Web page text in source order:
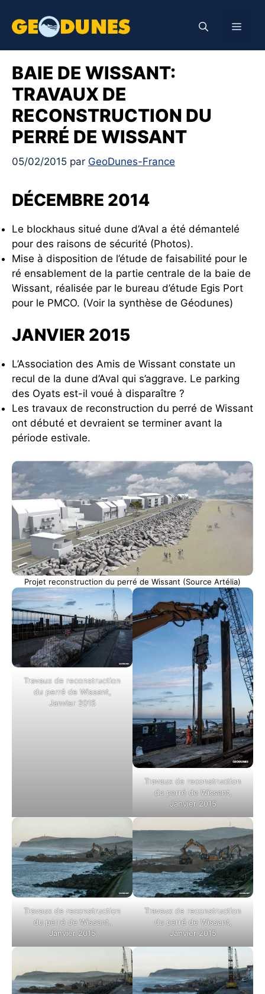
contenu
BAIE DE WISSANT:
TRAVAUX DE
RECONSTRUCTION DU
PERRÉ DE WISSANT
05/02/2015 par GeoDunes-France
DÉCEMBRE 2014
Le blockhaus situé dune d’Aval a été démantelé
pour des raisons de sécurité (Photos).
Mise à disposition de l’étude de faisabilité pour le
ré ensablement de la partie centrale de la baie de
Wissant, réalisée par le bureau d’étude Egis Port
pour le PMCO. (Voir la synthèse de Géodunes)
JANVIER 2015
L’Association des Amis de Wissant constate un
recul de la dune d’Aval qui s’aggrave. Le parking
des Oyats est-il voué à disparaître ?
Les travaux de reconstruction du perré de Wissant
ont débuté et devraient se terminer avant la
période estivale.
Projet reconstruction du perré de Wissant (Source Artélia)
Travaux de reconstruction
du perré de Wissant,
Janvier 2015
Travaux de reconstruction
du perré de Wissant,
Janvier 2015
Travaux de reconstruction
du perré de Wissant,
Janvier 2015
Travaux de reconstruction
du perré de Wissant,
Janvier 2015